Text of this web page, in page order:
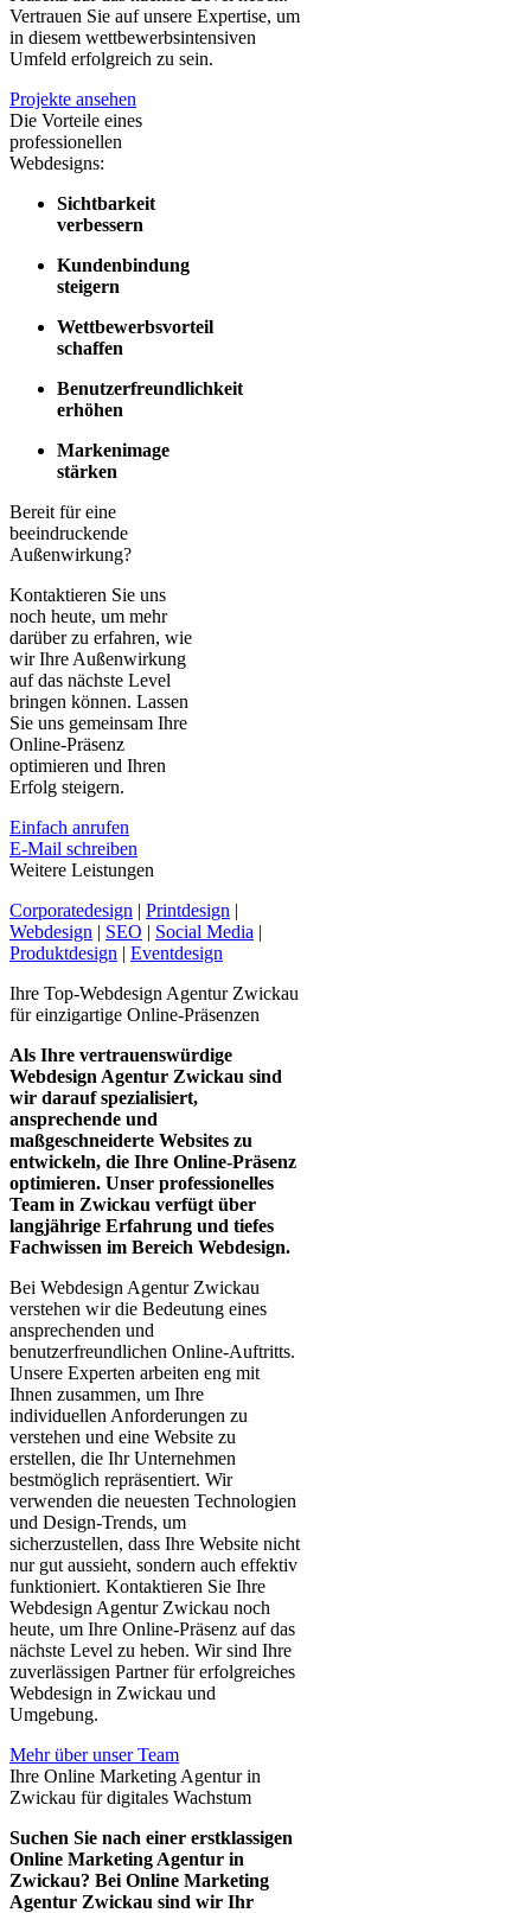
Vertrauen Sie auf unsere Expertise, um
in diesem wettbewerbsintensiven
Umfeld erfolgreich zu sein.
Projekte ansehen
Die Vorteile eines
professionellen
Webdesigns:
Sichtbarkeit
verbessern
Kundenbindung
steigern
Wettbewerbsvorteil
schaffen
Benutzerfreundlichkeit
erhöhen
Markenimage
stärken
Bereit für eine
beeindruckende
Außenwirkung?
Kontaktieren Sie uns
noch heute, um mehr
darüber zu erfahren, wie
wir Ihre Außenwirkung
auf das nächste Level
bringen können. Lassen
Sie uns gemeinsam Ihre
Online-Präsenz
optimieren und Ihren
Erfolg steigern.
Einfach anrufen
E-Mail schreiben
Weitere Leistungen
Corporatedesign | Printdesign |
Webdesign | SEO | Social Media |
Produktdesign | Eventdesign
Ihre Top-Webdesign Agentur Zwickau
für einzigartige Online-Präsenzen
Als Ihre vertrauenswürdige
Webdesign Agentur Zwickau sind
wir darauf spezialisiert,
ansprechende und
maßgeschneiderte Websites zu
entwickeln, die Ihre Online-Präsenz
optimieren. Unser professionelles
Team in Zwickau verfügt über
langjährige Erfahrung und tiefes
Fachwissen im Bereich Webdesign.
Bei Webdesign Agentur Zwickau
verstehen wir die Bedeutung eines
ansprechenden und
benutzerfreundlichen Online-Auftritts.
Unsere Experten arbeiten eng mit
Ihnen zusammen, um Ihre
individuellen Anforderungen zu
verstehen und eine Website zu
erstellen, die Ihr Unternehmen
bestmöglich repräsentiert. Wir
verwenden die neuesten Technologien
und Design-Trends, um
sicherzustellen, dass Ihre Website nicht
nur gut aussieht, sondern auch effektiv
funktioniert. Kontaktieren Sie Ihre
Webdesign Agentur Zwickau noch
heute, um Ihre Online-Präsenz auf das
nächste Level zu heben. Wir sind Ihre
zuverlässigen Partner für erfolgreiches
Webdesign in Zwickau und
Umgebung.
Mehr über unser Team
Ihre Online Marketing Agentur in
Zwickau für digitales Wachstum
Suchen Sie nach einer erstklassigen
Online Marketing Agentur in
Zwickau? Bei Online Marketing
Agentur Zwickau sind wir Ihr